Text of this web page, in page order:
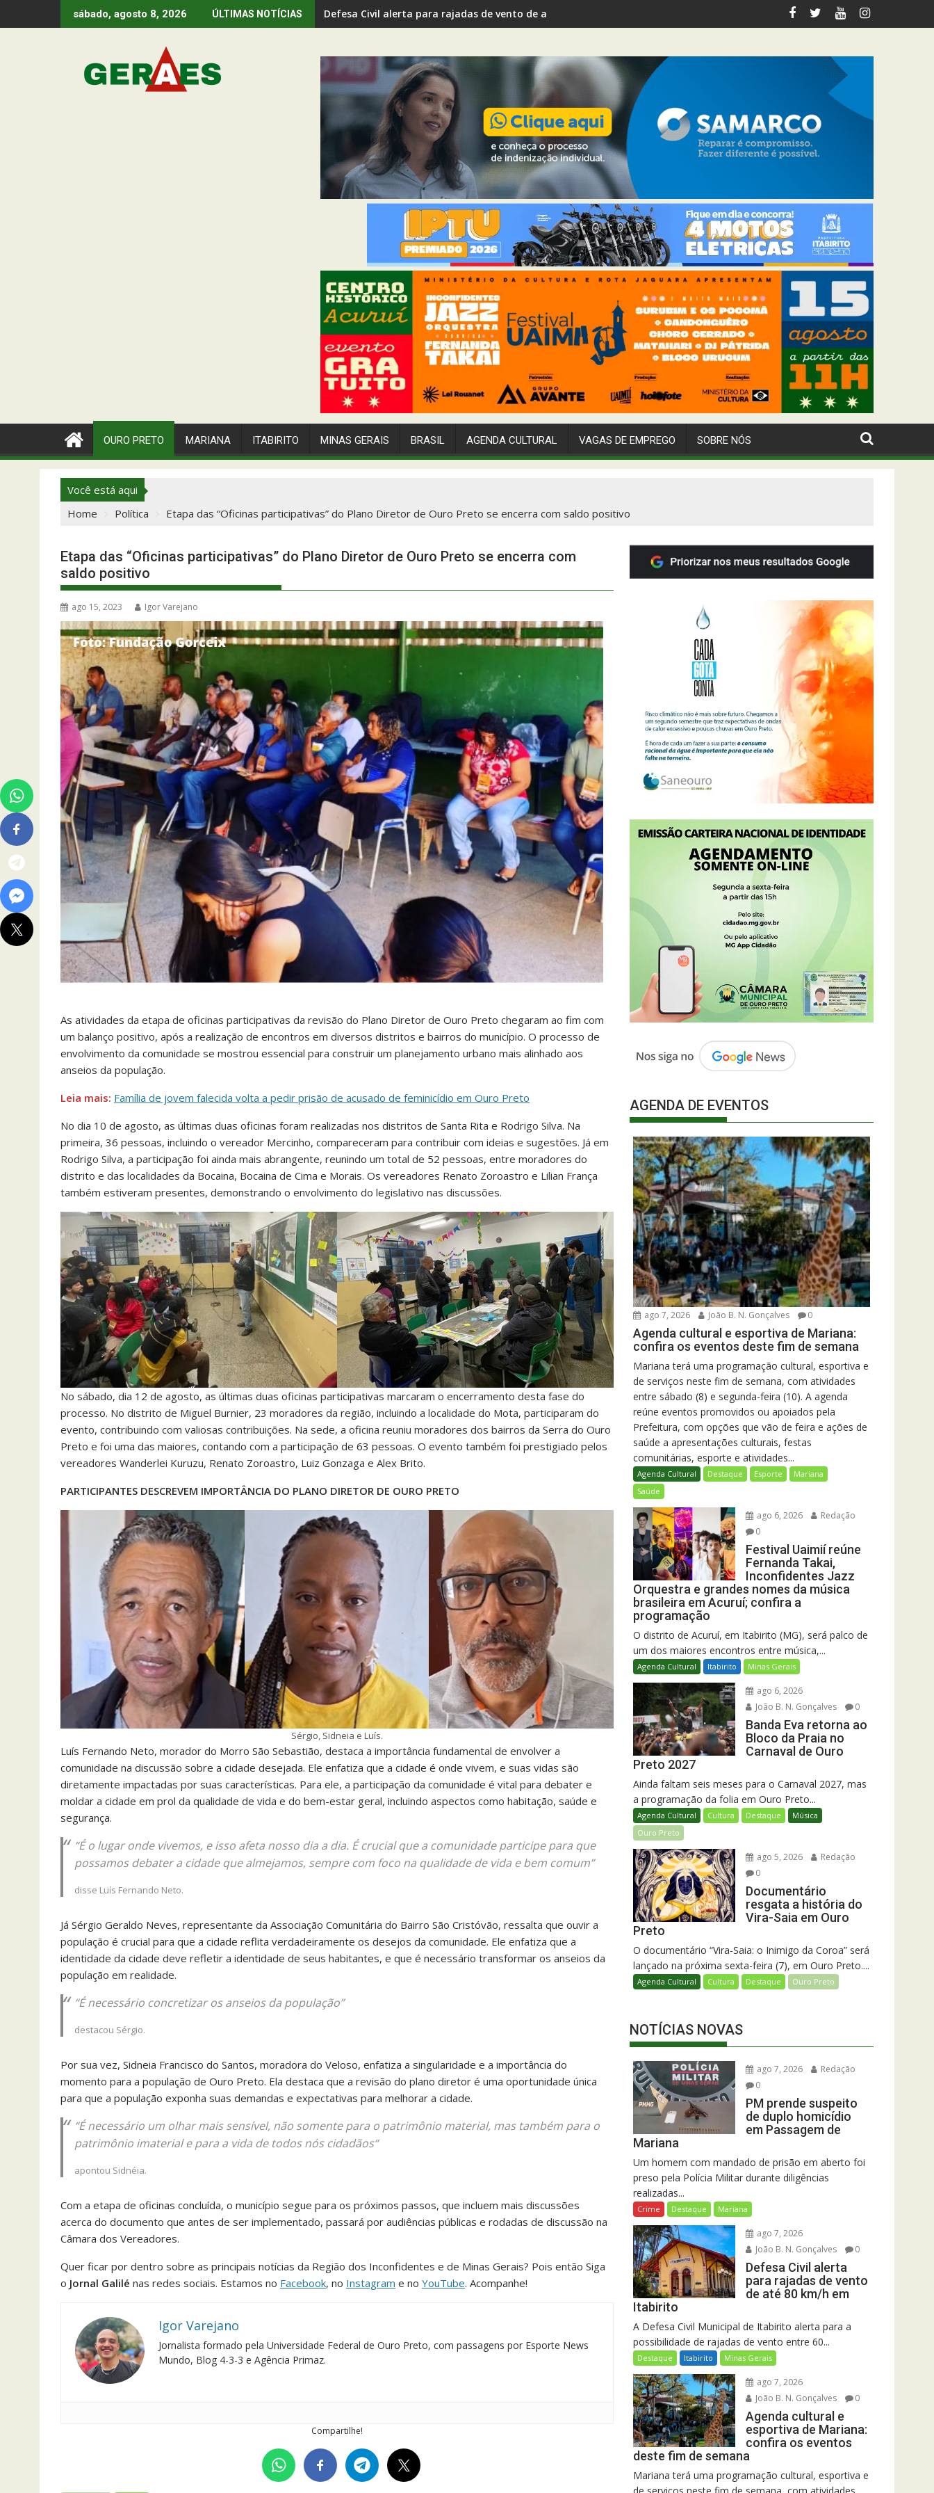
to
sábado, agosto 8, 2026 ÚLTIMAS NOTÍCIAS Defesa Civil alerta para rajadas de vento de até 80 km/h em Itabirito
OURO PRETO MARIANA ITABIRITO MINAS GERAIS BRASIL AGENDA CULTURAL VAGAS DE EMPREGO SOBRE NÓS
Você está aqui
Home
Política Etapa das “Oficinas participativas” do Plano Diretor de Ouro Preto se encerra com saldo positivo
Etapa das “Oficinas participativas” do Plano Diretor de Ouro Preto se encerra com
saldo positivo
ago 15, 2023 Igor Varejano
As atividades da etapa de oficinas participativas da revisão do Plano Diretor de Ouro Preto chegaram ao fim com
um balanço positivo, após a realização de encontros em diversos distritos e bairros do município. O processo de
envolvimento da comunidade se mostrou essencial para construir um planejamento urbano mais alinhado aos
anseios da população.
Leia mais: Família de jovem falecida volta a pedir prisão de acusado de feminicídio em Ouro Preto
No dia 10 de agosto, as últimas duas oficinas foram realizadas nos distritos de Santa Rita e Rodrigo Silva. Na
primeira, 36 pessoas, incluindo o vereador Mercinho, compareceram para contribuir com ideias e sugestões. Já em
Rodrigo Silva, a participação foi ainda mais abrangente, reunindo um total de 52 pessoas, entre moradores do
distrito e das localidades da Bocaina, Bocaina de Cima e Morais. Os vereadores Renato Zoroastro e Lilian França
também estiveram presentes, demonstrando o envolvimento do legislativo nas discussões.
No sábado, dia 12 de agosto, as últimas duas oficinas participativas marcaram o encerramento desta fase do
processo. No distrito de Miguel Burnier, 23 moradores da região, incluindo a localidade do Mota, participaram do
evento, contribuindo com valiosas contribuições. Na sede, a oficina reuniu moradores dos bairros da Serra do Ouro
Preto e foi uma das maiores, contando com a participação de 63 pessoas. O evento também foi prestigiado pelos
vereadores Wanderlei Kuruzu, Renato Zoroastro, Luiz Gonzaga e Alex Brito.
PARTICIPANTES DESCREVEM IMPORTÂNCIA DO PLANO DIRETOR DE OURO PRETO
Sérgio, Sidneia e Luís.
Luís Fernando Neto, morador do Morro São Sebastião, destaca a importância fundamental de envolver a
comunidade na discussão sobre a cidade desejada. Ele enfatiza que a cidade é onde vivem, e suas vidas são
diretamente impactadas por suas características. Para ele, a participação da comunidade é vital para debater e
moldar a cidade em prol da qualidade de vida e do bem-estar geral, incluindo aspectos como habitação, saúde e
segurança.
“É o lugar onde vivemos, e isso afeta nosso dia a dia. É crucial que a comunidade participe para que
possamos debater a cidade que almejamos, sempre com foco na qualidade de vida e bem comum”
disse Luís Fernando Neto.
Já Sérgio Geraldo Neves, representante da Associação Comunitária do Bairro São Cristóvão, ressalta que ouvir a
população é crucial para que a cidade reflita verdadeiramente os desejos da comunidade. Ele enfatiza que a
identidade da cidade deve refletir a identidade de seus habitantes, e que é necessário transformar os anseios da
população em realidade.
“É necessário concretizar os anseios da população”
destacou Sérgio.
Por sua vez, Sidneia Francisco do Santos, moradora do Veloso, enfatiza a singularidade e a importância do
momento para a população de Ouro Preto. Ela destaca que a revisão do plano diretor é uma oportunidade única
para que a população exponha suas demandas e expectativas para melhorar a cidade.
“É necessário um olhar mais sensível, não somente para o patrimônio material, mas também para o
patrimônio imaterial e para a vida de todos nós cidadãos“
apontou Sidnéia.
Com a etapa de oficinas concluída, o município segue para os próximos passos, que incluem mais discussões
acerca do documento que antes de ser implementado, passará por audiências públicas e rodadas de discussão na
Câmara dos Vereadores.
Quer ficar por dentro sobre as principais notícias da Região dos Inconfidentes e de Minas Gerais? Pois então Siga
o Jornal Galilé nas redes sociais. Estamos no Facebook, no Instagram e no YouTube. Acompanhe!
Igor Varejano
Jornalista formado pela Universidade Federal de Ouro Preto, com passagens por Esporte News
Mundo, Blog 4-3-3 e Agência Primaz.
Compartilhe!
AGENDA DE EVENTOS
ago 7, 2026 João B. N. Gonçalves 0
Agenda cultural e esportiva de Mariana:
confira os eventos deste fim de semana
Mariana terá uma programação cultural, esportiva e
de serviços neste fim de semana, com atividades
entre sábado (8) e segunda-feira (10). A agenda
reúne eventos promovidos ou apoiados pela
Prefeitura, com opções que vão de feira e ações de
saúde a apresentações culturais, festas
comunitárias, esporte e atividades...
Agenda Cultural Destaque Esporte
Mariana
Saúde
ago 6, 2026
Redação
0
Festival Uaimií reúne
Fernanda Takai,
Inconfidentes Jazz
Orquestra e grandes nomes da música
brasileira em Acuruí; confira a
programação
O distrito de Acuruí, em Itabirito (MG), será palco de
um dos maiores encontros entre música,...
Agenda Cultural Itabirito Minas Gerais
ago 6, 2026
João B. N. Gonçalves
0
Banda Eva retorna ao
Bloco da Praia no
Carnaval de Ouro
Preto 2027
Ainda faltam seis meses para o Carnaval 2027, mas
a programação da folia em Ouro Preto...
Agenda Cultural Cultura Destaque
Música
Ouro Preto
ago 5, 2026
Redação
0
Documentário
resgata a história do
Vira-Saia em Ouro
Preto
O documentário “Vira-Saia: o Inimigo da Coroa” será
lançado na próxima sexta-feira (7), em Ouro Preto....
Agenda Cultural Cultura Destaque Ouro Preto
NOTÍCIAS NOVAS
ago 7, 2026
Redação
0
PM prende suspeito
de duplo homicídio
em Passagem de
Mariana
Um homem com mandado de prisão em aberto foi
preso pela Polícia Militar durante diligências
realizadas...
Crime Destaque Mariana
ago 7, 2026
João B. N. Gonçalves
0
Defesa Civil alerta
para rajadas de vento
de até 80 km/h em
Itabirito
A Defesa Civil Municipal de Itabirito alerta para a
possibilidade de rajadas de vento entre 60...
Destaque Itabirito Minas Gerais
ago 7, 2026
João B. N. Gonçalves
0
Agenda cultural e
esportiva de Mariana:
confira os eventos
deste fim de semana
Mariana terá uma programação cultural, esportiva e